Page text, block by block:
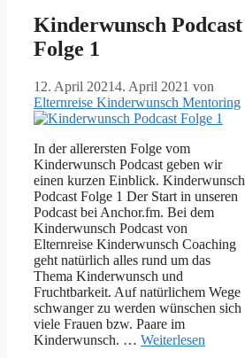
Kinderwunsch Podcast
Folge 1
12. April 20214. April 2021 von
Elternreise Kinderwunsch Mentoring
In der allerersten Folge vom
Kinderwunsch Podcast geben wir
einen kurzen Einblick. Kinderwunsch
Podcast Folge 1 Der Start in unseren
Podcast bei Anchor.fm. Bei dem
Kinderwunsch Podcast von
Elternreise Kinderwunsch Coaching
geht natürlich alles rund um das
Thema Kinderwunsch und
Fruchtbarkeit. Auf natürlichem Wege
schwanger zu werden wünschen sich
viele Frauen bzw. Paare im
Kinderwunsch. … Weiterlesen